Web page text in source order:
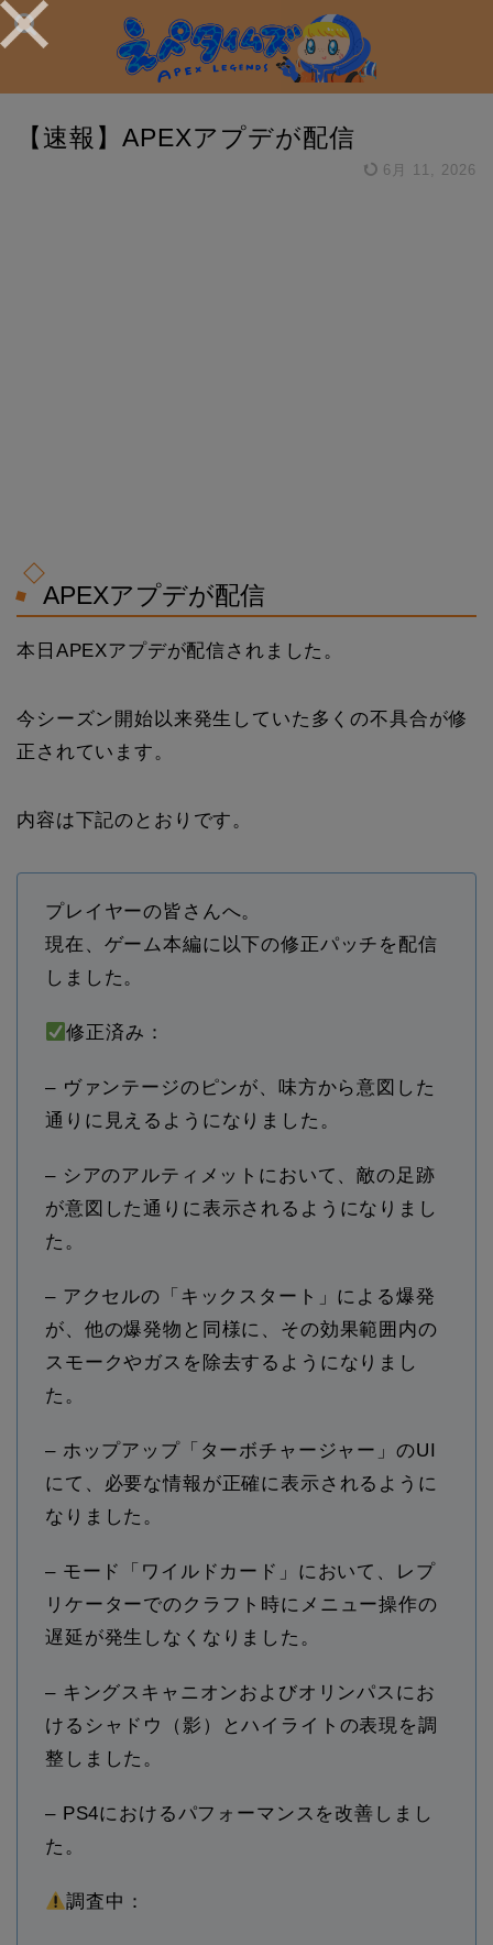
【速報】APEXアプデが配信
6月 11, 2026
APEXアプデが配信
本日APEXアプデが配信されました。
今シーズン開始以来発生していた多くの不具合が修
正されています。
内容は下記のとおりです。
プレイヤーの皆さんへ。
現在、ゲーム本編に以下の修正パッチを配信
しました。
修正済み：
– ヴァンテージのピンが、味方から意図した
通りに見えるようになりました。
– シアのアルティメットにおいて、敵の足跡
が意図した通りに表示されるようになりまし
た。
– アクセルの「キックスタート」による爆発
が、他の爆発物と同様に、その効果範囲内の
スモークやガスを除去するようになりまし
た。
– ホップアップ「ターボチャージャー」のUI
にて、必要な情報が正確に表示されるように
なりました。
– モード「ワイルドカード」において、レプ
リケーターでのクラフト時にメニュー操作の
遅延が発生しなくなりました。
– キングスキャニオンおよびオリンパスにお
けるシャドウ（影）とハイライトの表現を調
整しました。
– PS4におけるパフォーマンスを改善しまし
た。
調査中：